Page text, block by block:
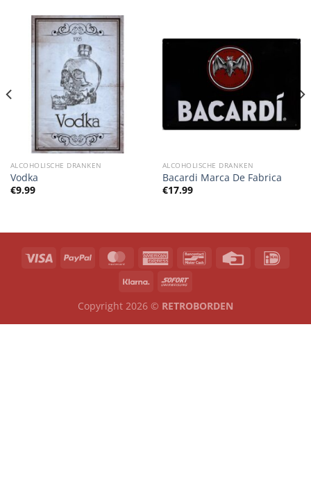
ALCOHOLISCHE DRANKEN
Vodka
€9.99
ALCOHOLISCHE DRANKEN
Bacardi Marca De Fabrica
€17.99
Copyright 2026 © RETROBORDEN